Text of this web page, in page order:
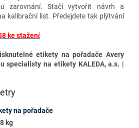
zarovnání. Stačí vytvořit návrh a
kalibrační list. Předejdete tak plýtvání
ke stažení
etikety na pořadače Avery
specialisty na etikety KALEDA, a.s. |
na pořadače
kg